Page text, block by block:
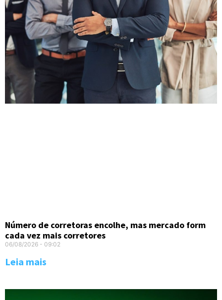
Número de corretoras encolhe, mas mercado form
cada vez mais corretores
06/08/2026 09:02
Leia mais